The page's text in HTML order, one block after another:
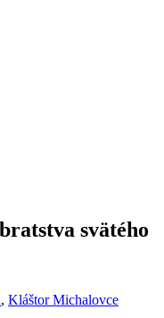
svätého
, Kláštor Michalovce